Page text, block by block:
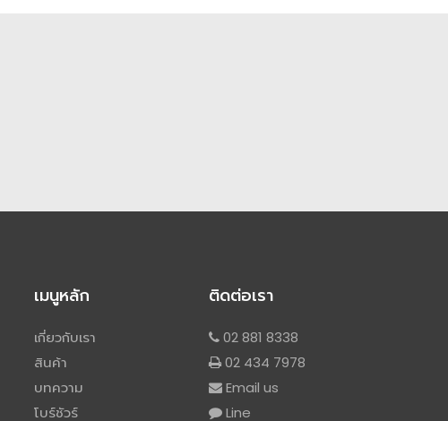
เมนูหลัก
เกี่ยวกับเรา
สินค้า
บทความ
โบร์ชัวร์
ติดต่อเรา
02 881 8338
02 434 7978
Email us
Line